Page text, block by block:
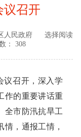
议召开
人民政府
选择阅读
： 308
召开，深入学
作的重要讲话重
全市防汛抗旱工
，通报工情，